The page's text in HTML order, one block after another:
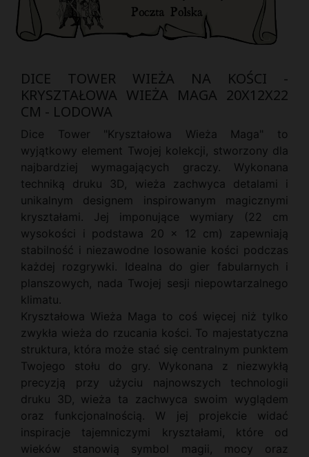
DICE TOWER WIEŻA NA KOŚCI -
KRYSZTAŁOWA WIEŻA MAGA 20X12X22
CM - LODOWA
Dice Tower "Kryształowa Wieża Maga" to
wyjątkowy element Twojej kolekcji, stworzony dla
najbardziej wymagających graczy. Wykonana
techniką druku 3D, wieża zachwyca detalami i
unikalnym designem inspirowanym magicznymi
kryształami. Jej imponujące wymiary (22 cm
wysokości i podstawa 20 x 12 cm) zapewniają
stabilność i niezawodne losowanie kości podczas
każdej rozgrywki. Idealna do gier fabularnych i
planszowych, nada Twojej sesji niepowtarzalnego
klimatu.
Kryształowa Wieża Maga to coś więcej niż tylko
zwykła wieża do rzucania kości. To majestatyczna
struktura, która może stać się centralnym punktem
Twojego stołu do gry. Wykonana z niezwykłą
precyzją przy użyciu najnowszych technologii
druku 3D, wieża ta zachwyca swoim wyglądem
oraz funkcjonalnością. W jej projekcie widać
inspiracje tajemniczymi kryształami, które od
wieków stanowią symbol magii, mocy oraz